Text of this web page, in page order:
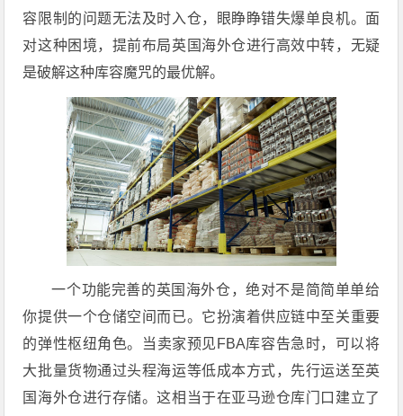
容限制的问题无法及时入仓，眼睁睁错失爆单良机。面
对这种困境，提前布局英国海外仓进行高效中转，无疑
是破解这种库容魔咒的最优解。
一个功能完善的英国海外仓，绝对不是简简单单给
你提供一个仓储空间而已。它扮演着供应链中至关重要
的弹性枢纽角色。当卖家预见FBA库容告急时，可以将
大批量货物通过头程海运等低成本方式，先行运送至英
国海外仓进行存储。这相当于在亚马逊仓库门口建立了